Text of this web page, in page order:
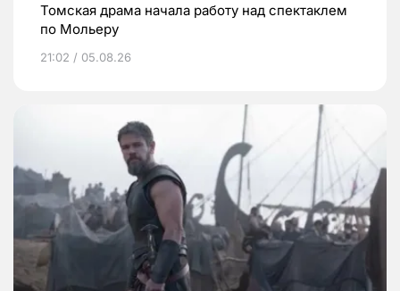
Томская драма начала работу над спектаклем
по Мольеру
21:02 / 05.08.26